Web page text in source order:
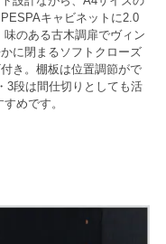
キャビネットに2.0
のある古木調扉でヴィン
に閉まるソフトクローズ
き。棚板は位置調節がで
3段は間仕切りとしても活
めです。